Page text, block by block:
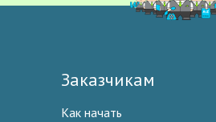
Заказчикам
Как начать